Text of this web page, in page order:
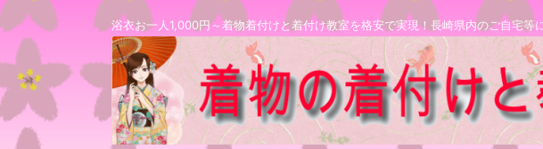
浴衣お一人1,000円～着物着付けと着付け教室を格安で実現！長崎県内のご自宅